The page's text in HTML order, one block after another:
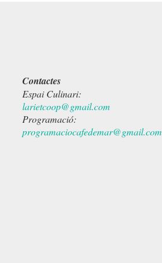
Contactes
Espai Culinari:
larietcoop@gmail.com
Programació:
programaciocafedemar@gmail.com